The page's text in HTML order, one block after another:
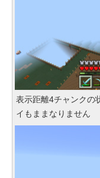
表示距離4チャンクの
イもままなりません